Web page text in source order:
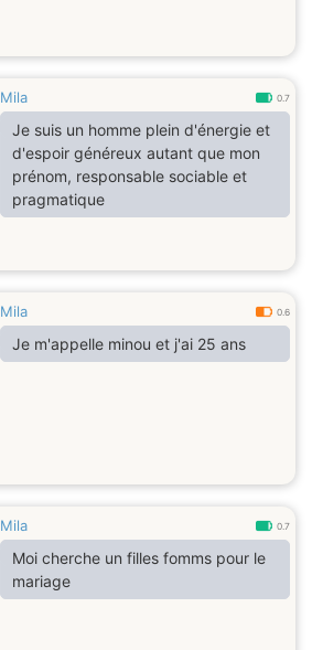
Mila 0.7
Je suis un homme plein d'énergie et
d'espoir généreux autant que mon
prénom, responsable sociable et
pragmatique
Mila 0.6
Je m'appelle minou et j'ai 25 ans
Mila 0.7
Moi cherche un filles fomms pour le
mariage